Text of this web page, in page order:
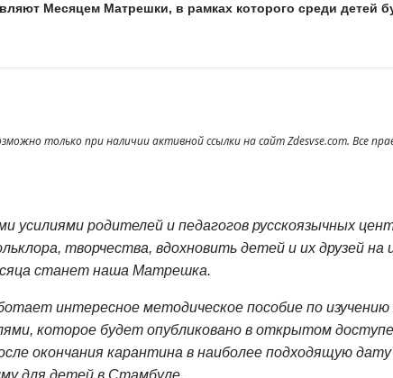
Месяцем Матрешки, в рамках которого среди детей
только при наличии активной ссылки на сайт Zdesvse.com. Все
усилиями родителей и педагогов русскоязычных
творчества, вдохновить детей и их друзей на
станет наша Матрешка.
интересное методическое пособие по
которое будет опубликовано в открытом
окончания карантина в наиболее подходящую